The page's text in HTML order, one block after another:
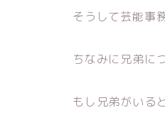
そうして芸能事
ちなみに兄弟に
もし兄弟がいる